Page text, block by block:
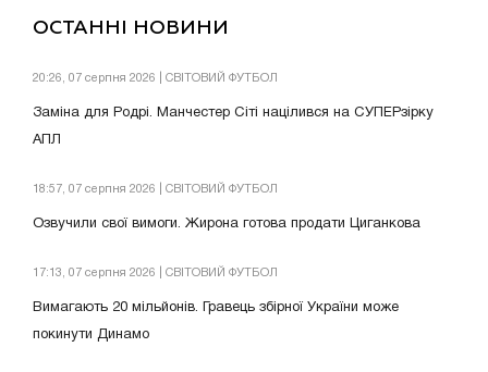
ОСТАННІ НОВИНИ
20:26, 07 серпня 2026 | СВІТОВИЙ ФУТБОЛ
Заміна для Родрі. Манчестер Сіті націлився на СУПЕРзірку
АПЛ
18:57, 07 серпня 2026 | СВІТОВИЙ ФУТБОЛ
Озвучили свої вимоги. Жирона готова продати Циганкова
17:13, 07 серпня 2026 | СВІТОВИЙ ФУТБОЛ
Вимагають 20 мільйонів. Гравець збірної України може
покинути Динамо